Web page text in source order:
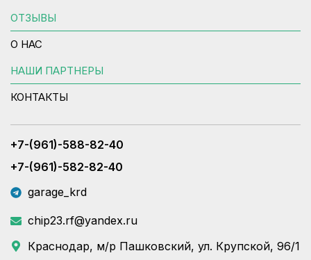
ОТЗЫВЫ
О НАС
НАШИ ПАРТНЕРЫ
КОНТАКТЫ
+7-(961)-588-82-40
+7-(961)-582-82-40
garage_krd
chip23.rf@yandex.ru
Краснодар, м/р Пашковский, ул. Крупской, 96/1